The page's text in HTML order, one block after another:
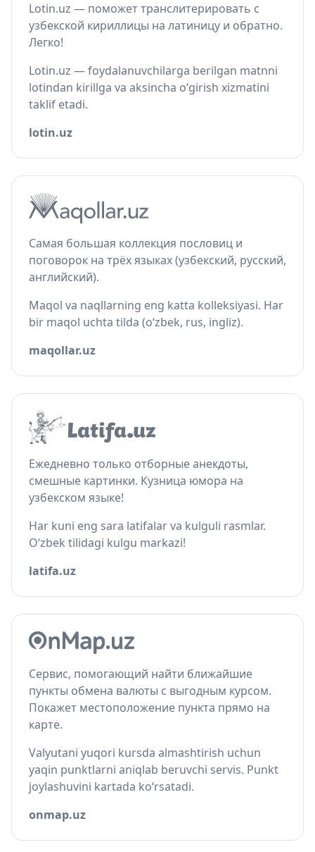
Lotin.uz — поможет транслитерировать с
узбекской кириллицы на латиницу и обратно.
Легко!
Lotin.uz — foydalanuvchilarga berilgan matnni
lotindan kirillga va aksincha o‘girish xizmatini
taklif etadi.
lotin.uz
Самая большая коллекция пословиц и
поговорок на трёх языках (узбекский, русский,
английский).
Maqol va naqllarning eng katta kolleksiyasi. Har
bir maqol uchta tilda (o‘zbek, rus, ingliz).
maqollar.uz
Ежедневно только отборные анекдоты,
смешные картинки. Кузница юмора на
узбекском языке!
Har kuni eng sara latifalar va kulguli rasmlar.
O‘zbek tilidagi kulgu markazi!
latifa.uz
Сервис, помогающий найти ближайшие
пункты обмена валюты с выгодным курсом.
Покажет местоположение пункта прямо на
карте.
Valyutani yuqori kursda almashtirish uchun
yaqin punktlarni aniqlab beruvchi servis. Punkt
joylashuvini kartada ko‘rsatadi.
onmap.uz